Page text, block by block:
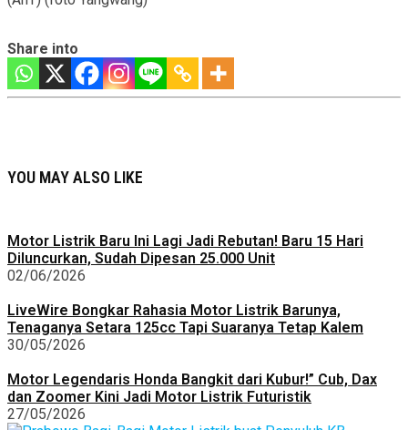
Share into
YOU MAY ALSO LIKE
Motor Listrik Baru Ini Lagi Jadi Rebutan! Baru 15 Hari
Diluncurkan, Sudah Dipesan 25.000 Unit
02/06/2026
LiveWire Bongkar Rahasia Motor Listrik Barunya,
Tenaganya Setara 125cc Tapi Suaranya Tetap Kalem
30/05/2026
Motor Legendaris Honda Bangkit dari Kubur!” Cub, Dax
dan Zoomer Kini Jadi Motor Listrik Futuristik
27/05/2026